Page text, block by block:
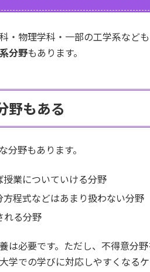
・物理学科・一部の工学系なども
分野もあります。
野もある
分野もあります。
業についていける分野
程式などはあまり扱わない分野
れる分野
は必要です。ただし、不得意分
での学びに対応しやすくなるケ